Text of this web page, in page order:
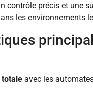
contrôle précis et une
les environnements
avec les